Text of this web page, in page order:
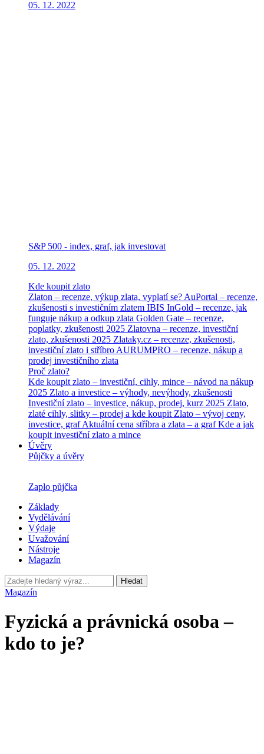
05. 12. 2022
S&P 500 - index, graf, jak investovat
05. 12. 2022
Kde koupit zlato
Zlaton – recenze, výkup zlata, vyplatí se? AuPortal – recenze,
zkušenosti s investičním zlatem IBIS InGold – recenze, jak
funguje nákup a odkup zlata Golden Gate – recenze,
poplatky, zkušenosti 2025 Zlatovna – recenze, investiční
zlato, zkušenosti 2025 Zlataky.cz – recenze, zkušenosti,
investiční zlato i stříbro AURUMPRO – recenze, nákup a
prodej investičního zlata
Proč zlato?
Kde koupit zlato – investiční, cihly, mince – návod na nákup
2025 Zlato a investice – výhody, nevýhody, zkušenosti
Investiční zlato – investice, nákup, prodej, kurz 2025 Zlato,
zlaté cihly, slitky – prodej a kde koupit Zlato – vývoj ceny,
investice, grafAktuální cena stříbra a zlata – a grafKde a jak
koupit investiční zlato a mince
Úvěry
Půjčky a úvěry
Zaplo půjčka
Základy
Vydělávání
Výdaje
Uvažování
Nástroje
Magazín
Hledat
Magazín
Fyzická a právnická osoba –
kdo to je?